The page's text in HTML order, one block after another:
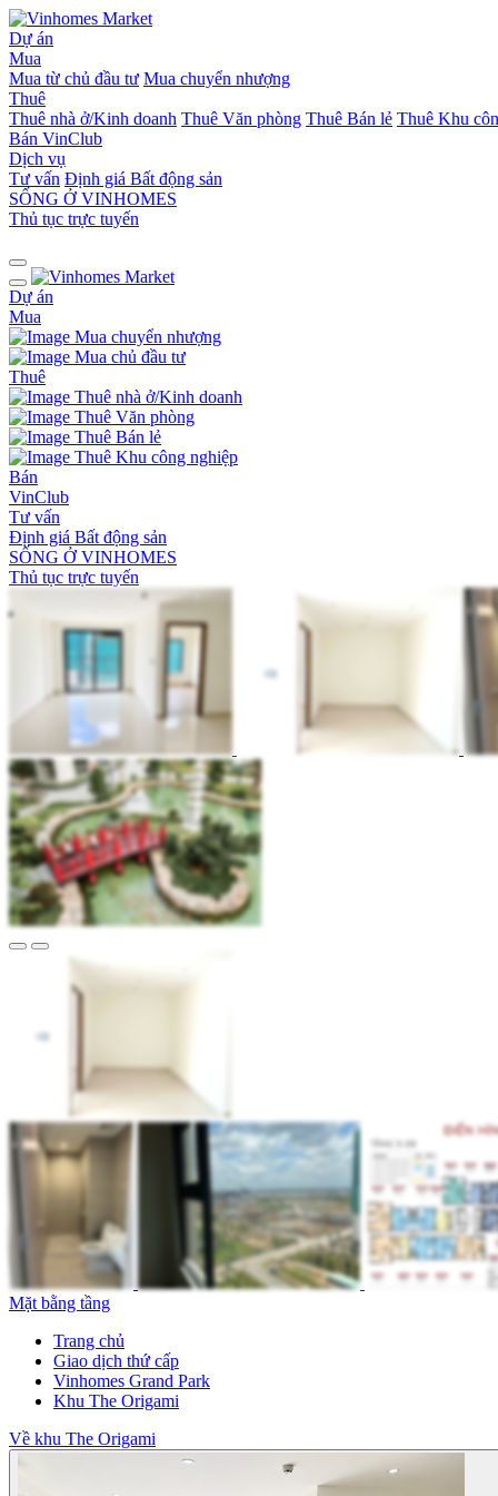
Dự án
Mua
Mua từ chủ đầu tư Mua chuyển nhượng
Thuê
Thuê nhà ở/Kinh doanh Thuê Văn phòng Thuê Bán lẻ Thuê Khu
Bán VinClub
Dịch vụ
Tư vấn Định giá Bất động sản
SỐNG Ở VINHOMES
Thủ tục trực tuyến
Dự án
Mua
Mua chuyển nhượng
Mua chủ đầu tư
Thuê
Thuê nhà ở/Kinh doanh
Thuê Văn phòng
Thuê Bán lẻ
Thuê Khu công nghiệp
Bán
VinClub
Tư vấn
Định giá Bất động sản
SỐNG Ở VINHOMES
Thủ tục trực tuyến
Mặt bằng tầng
Trang chủ
Giao dịch thứ cấp
Vinhomes Grand Park
Khu The Origami
Về khu The Origami